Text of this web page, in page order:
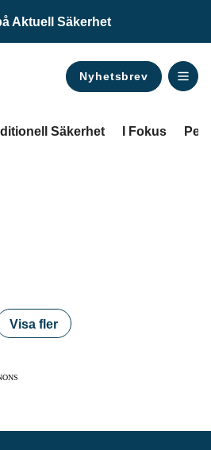
Aktuell Säkerhet
Nyhetsbrev
Säkerhet I Fokus
Visa fler